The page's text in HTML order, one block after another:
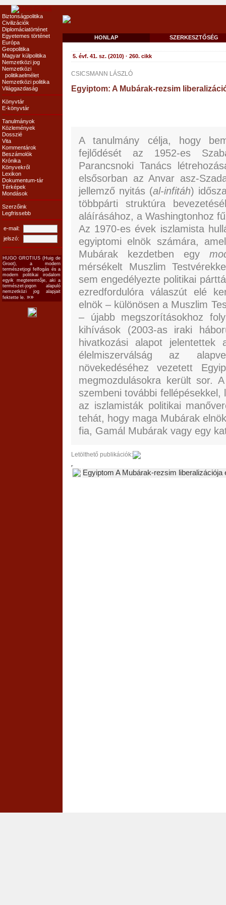
Biztonságpolitika
Civilizációk
Diplomáciatörténet
Egyetemes történet
Európa
Geopolitika
Magyar külpolitika
Nemzetközi jog
Nemzetközi
politikaelmélet
Nemzetközi politika
Világgazdaság
Könyvtár
E-könyvtár
Tanulmányok
Közlemények
Dosszié
Vita
Kommentárok
Beszámolók
Krónika
Könyvekről
Lexikon
Dokumentum-tár
Térképek
Mondások
Szerzőink
Legfrissebb
e-mail:
jelszó:
HUGO GROTIUS (Huig de
Groot), a modern
természetjogi felfogás és a
modern politikai irodalom
egyik megteremtője, aki a
természet-jogon alapuló
nemzetközi jog alapjait
fektette le.»»
HONLAP SZERKESZTŐSÉG
5. évf. 41. sz. (2010) · 260. cikk
CSICSMANN LÁSZLÓ
Egyiptom: A Mubárak-rezsim
A tanulmány célja, hogy
fejlődését az 1952-es
Parancsnoki Tanács
elsősorban az Anvar asz-
jellemző nyitás (al-infitáh)
többpárti struktúra
aláírásához, a Washingtonhoz
Az 1970-es évek iszlamista
egyiptomi elnök számára,
Mubárak kezdetben egy
mérsékelt Muszlim
sem engedélyezte politikai
ezredfordulóra válaszút elé
elnök – különösen a Muszlim
– újabb megszorításokhoz
kihívások (2003-as iraki
hivatkozási alapot jelentettek
élelmiszerválság az
növekedéséhez vezetett
megmozdulásokra került sor.
szembeni további
az iszlamisták politikai
tehát, hogy maga Mubárak
fia, Gamál Mubárak vagy egy
Letölthető publikációk:
Egyiptom A Mubárak-rezsim liberalizációja